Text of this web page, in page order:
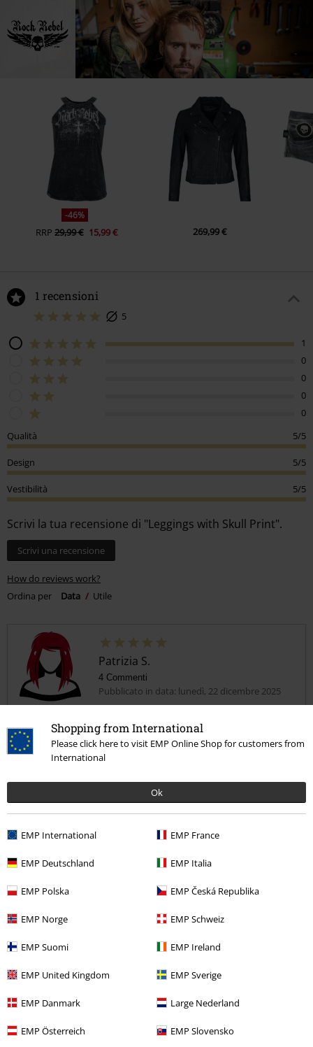
Shopping from International
Please click here to visit EMP Online Shop for customers from
International
Ok
EMP International EMP France
EMP Deutschland EMP Italia
EMP Polska EMP Česká Republika
EMP Norge EMP Schweiz
EMP Suomi EMP Ireland
EMP United Kingdom EMP Sverige
EMP Danmark Large Nederland
EMP Österreich EMP Slovensko
-46%
RRP 29,99 € 15,99 € 269,99 €
1 recensioni
5
1
0
0
0
0
Qualità
5/5
Design 5/5
Vestibilità 5/5
Scrivi la tua recensione di "Leggings with Skull Print".
Scrivi una recensione
How do reviews work?
Ordina per
Data Utile
Patrizia S.
4 Commenti
Pubblicato in data: lunedì, 22 dicembre 2025
Altezza in metri: 1.67
Taglia acquistata: S
Belli!!!
leggins, purtroppo leggermente corti.. ma non è un grosso problema
se indossati con scarpa sopra la caviglia
Vestibilità
Recensione verificata
Commenta